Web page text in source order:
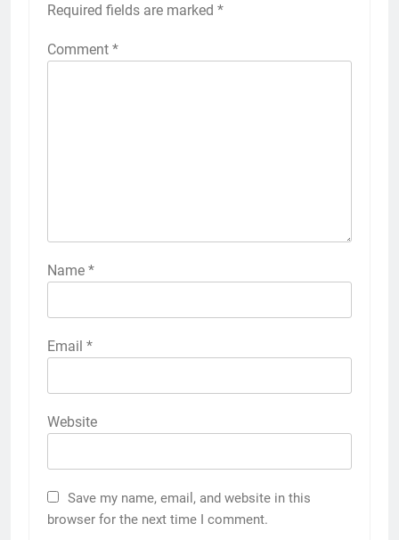
Required fields are marked *
Comment *
Name *
Email *
Website
Save my name, email, and website in this
browser for the next time I comment.